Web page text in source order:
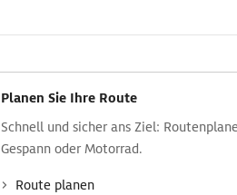
Planen Sie Ihre Route
Schnell und sicher ans Ziel:
Gespann oder Motorrad.
Route planen